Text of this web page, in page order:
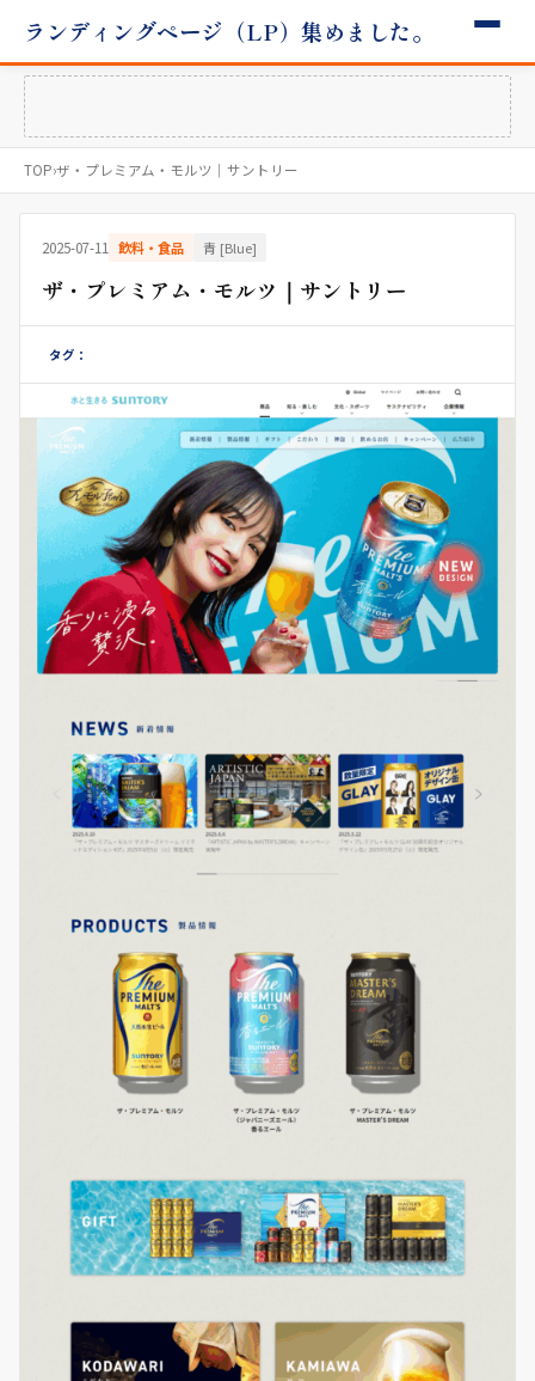
ランディングページ（LP）集めました。
TOP›ザ・プレミアム・モルツ｜サントリー
2025-07-11 飲料・食品 青 [Blue]
ザ・プレミアム・モルツ｜サントリー
タグ：